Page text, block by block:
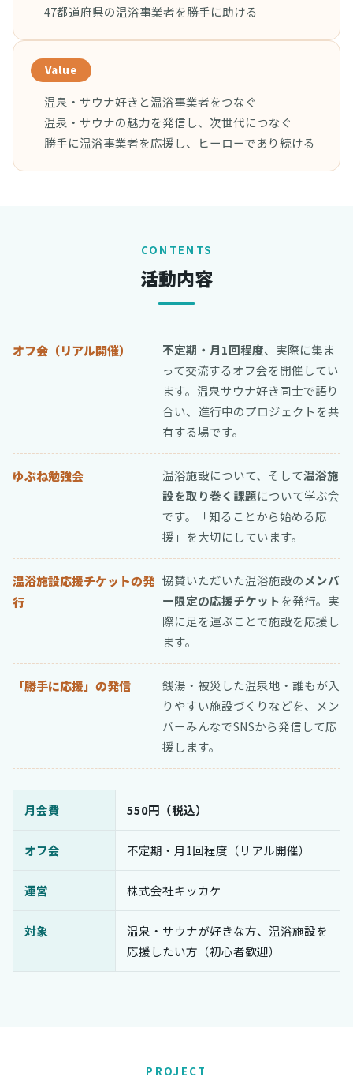
47都道府県の温浴事業者を勝手に助ける
Value
温泉・サウナ好きと温浴事業者をつなぐ
温泉・サウナの魅力を発信し、次世代につなぐ
勝手に温浴事業者を応援し、ヒーローであり続ける
CONTENTS
活動内容
オフ会（リアル開催） 不定期・月1回程度、実際に集ま
って交流するオフ会を開催してい
ます。温泉サウナ好き同士で語り
合い、進行中のプロジェクトを共
有する場です。
ゆぶね勉強会 温浴施設について、そして温浴施
設を取り巻く課題について学ぶ会
です。「知ることから始める応
援」を大切にしています。
温浴施設応援チケットの発
行
協賛いただいた温浴施設のメンバ
ー限定の応援チケットを発行。実
際に足を運ぶことで施設を応援し
ます。
「勝手に応援」の発信
銭湯・被災した温泉地・誰もが入
りやすい施設づくりなどを、メン
バーみんなでSNSから発信して応
援します。
月会費 550円（税込）
オフ会 不定期・月1回程度（リアル開催）
運営 株式会社キッカケ
対象
温泉・サウナが好きな方、温浴施設を
応援したい方（初心者歓迎）
PROJECT